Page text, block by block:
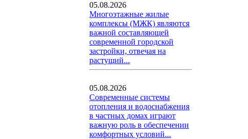
05.08.2026
Многоэтажные жилые
комплексы (МЖК) являются
важной составляющей
современной городской
застройки, отвечая на
растущий...
05.08.2026
Современные системы
отопления и водоснабжения
в частных домах играют
важную роль в обеспечении
комфортных условий...